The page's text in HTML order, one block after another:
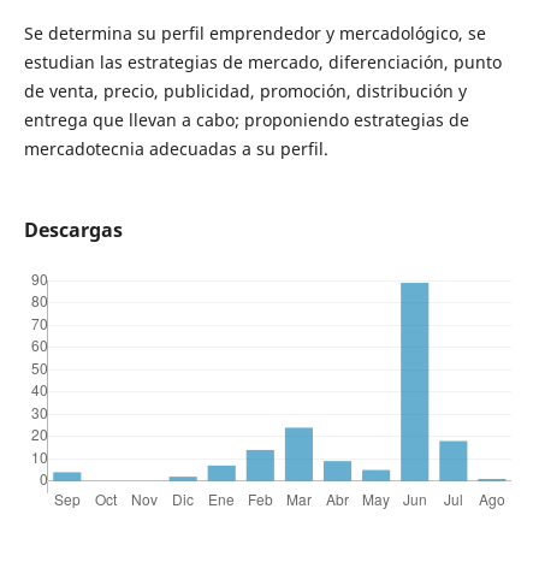
Se determina su perfil emprendedor y mercadológico, se
estudian las estrategias de mercado, diferenciación, punto
de venta, precio, publicidad, promoción, distribución y
entrega que llevan a cabo; proponiendo estrategias de
mercadotecnia adecuadas a su perfil.
Descargas